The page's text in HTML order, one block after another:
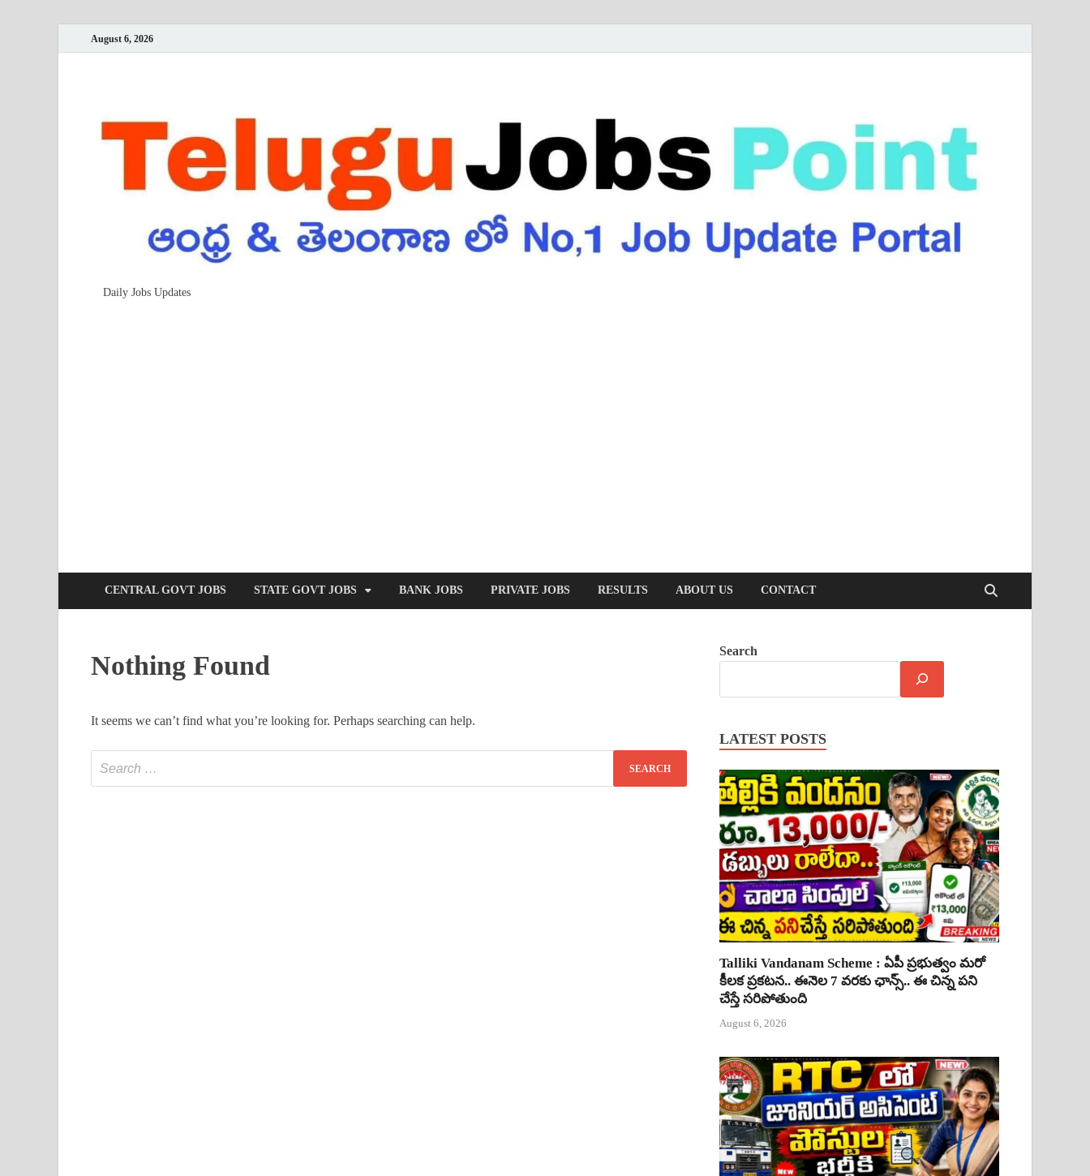
August 6, 2026
Daily Jobs Updates
CENTRAL GOVT JOBS STATE GOVT JOBS BANK JOBS PRIVATE JOBS RESULTS ABOUT US CONTACT
Nothing Found
It seems we can’t find what you’re looking for. Perhaps searching can help.
Search
LATEST POSTS
Talliki Vandanam Scheme : ఏపీ ప్రభుత్వం మరో
కీలక ప్రకటన.. ఈనెల 7 వరకు ఛాన్స్.. ఈ చిన్న పని
చేస్తే సరిపోతుంది
August 6, 2026